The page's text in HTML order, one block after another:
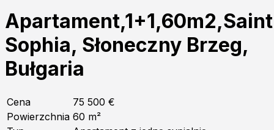
Apartament,1+1,60m2,Saint
Sophia, Słoneczny Brzeg,
Bułgaria
Cena
75 500 €
Powierzchnia 60 m²